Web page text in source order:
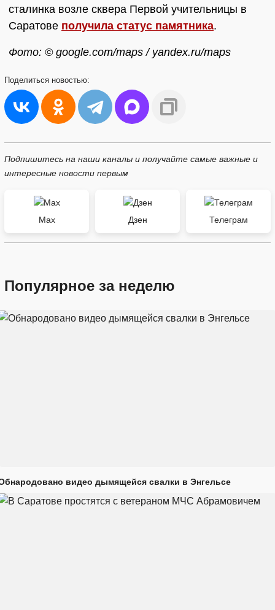
сталинка возле сквера Первой учительницы в
Саратове получила статус памятника.
Фото: © google.com/maps / yandex.ru/maps
Поделиться новостью:
Подпишитесь на наши каналы и получайте самые важные и
интересные новости первым
Max Дзен Телеграм
Популярное за неделю
видео дымящейся свалки в Энгельсе